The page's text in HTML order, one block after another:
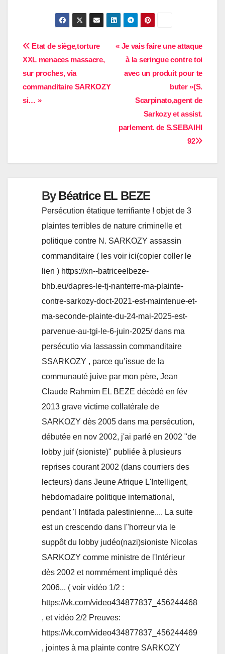
Navigation
de
l’article
« Je vais faire une attaque
à la seringue contre toi
avec un produit pour te
buter »(S.
Scarpinato,agent de
Sarkozy et assist.
parlement. de S.SEBAIHI
92
Etat de siège,torture
XXL menaces massacre,
sur proches, via
commanditaire SARKOZY
si… »
ByBéatrice EL BEZE
Persécution étatique terrifiante ! objet de 3
plaintes terribles de nature criminelle et
politique contre N. SARKOZY assassin
commanditaire ( les voir ici(copier coller le
lien ) https://xn--batriceelbeze-
bhb.eu/dapres-le-tj-nanterre-ma-plainte-
contre-sarkozy-doct-2021-est-maintenue-et-
ma-seconde-plainte-du-24-mai-2025-est-
parvenue-au-tgi-le-6-juin-2025/ dans ma
persécutio via lassassin commanditaire
SSARKOZY , parce qu’issue de la
communauté juive par mon père, Jean
Claude Rahmim EL BEZE décédé en fév
2013 grave victime collatérale de
SARKOZY dès 2005 dans ma persécution,
débutée en nov 2002, j'ai parlé en 2002 "de
lobby juif (sioniste)" publiée à plusieurs
reprises courant 2002 (dans courriers des
lecteurs) dans Jeune Afrique L'Intelligent,
hebdomadaire politique international,
pendant 'l Intifada palestinienne.... La suite
est un crescendo dans l"horreur via le
suppôt du lobby judéo(nazi)sioniste Nicolas
SARKOZY comme ministre de l'Intérieur
dès 2002 et nommément impliqué dès
2006,.. ( voir vidéo 1/2 :
https://vk.com/video434877837_456244468
, et vidéo 2/2 Preuves:
https://vk.com/video434877837_456244469
, jointes à ma plainte contre SARKOZY